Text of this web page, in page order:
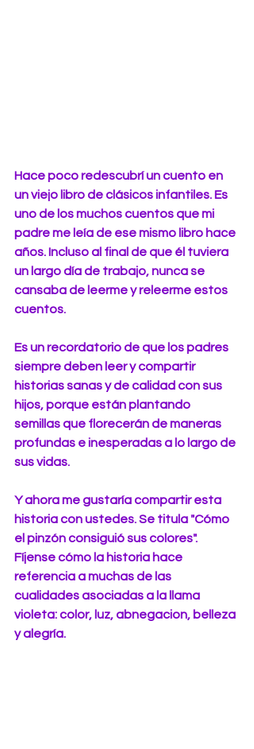
Hace poco redescubrí un cuento en
un viejo libro de clásicos infantiles. Es
uno de los muchos cuentos que mi
padre me leía de ese mismo libro hace
años. Incluso al final de que él tuviera
un largo día de trabajo, nunca se
cansaba de leerme y releerme estos
cuentos.
Es un recordatorio de que los padres
siempre deben leer y compartir
historias sanas y de calidad con sus
hijos, porque están plantando
semillas que florecerán de maneras
profundas e inesperadas a lo largo de
sus vidas.
Y ahora me gustaría compartir esta
historia con ustedes. Se titula "Cómo
el pinzón consiguió sus colores".
Fíjense cómo la historia hace
referencia a muchas de las
cualidades asociadas a la llama
violeta: color, luz, abnegacion, belleza
y alegría.